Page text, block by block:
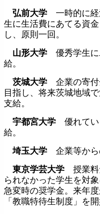
弘前大学 一時的に経
生に生活費にあてる資
し、原則一回。
山形大学 優秀学生に
給。
茨城大学 企業の寄付
目指し、将来茨城地域
支給。
宇都宮大学 優れてい
給。
埼玉大学 企業等から
東京学芸大学 授業料
られなかった学生を対
急変時の奨学金。来年
「教職特待生制度」を